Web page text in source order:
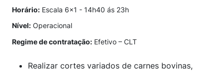
Horário: Escala 6x1 - 14h40 ás 23h
Nível: Operacional
Regime de contratação: Efetivo – CLT
Realizar cortes variados de carnes bovinas,